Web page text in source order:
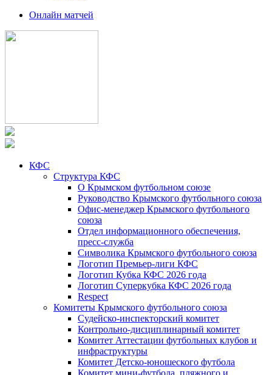
Онлайн матчей
КФС
Структура КФС
О Крымском футбольном союзе
Руководство Крымского футбольного союза
Офис-менеджер Крымского футбольного
союза
Отдел информационного обеспечения,
пресс-служба
Символика Крымского футбольного союза
Логотип Премьер-лиги КФС
Логотип Кубка КФС 2026 года
Логотип Суперкубка КФС 2026 года
Respect
Комитеты Крымского футбольного союза
Судейско-инспекторский комитет
Контрольно-дисциплинарный комитет
Комитет Аттестации футбольных клубов и
инфраструктуры
Комитет Детско-юношеского футбола
Комитет мини-футбола, пляжного и